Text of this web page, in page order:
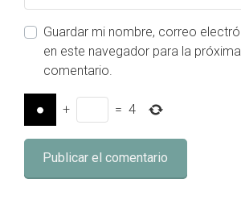
Guardar mi nombre, correo
en este navegador para la
comentario.
+ = 4